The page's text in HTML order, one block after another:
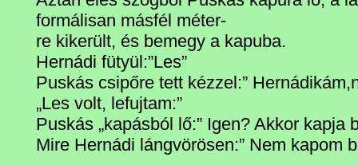
formálisan másfél méter-
re kikerült, és bemegy a kapuba.
Hernádi fütyül:”Les”
Puskás csipőre tett kézzel:”
„Les volt, lefujtam:”
Puskás „kapásból lő:” Igen? Akkor
Mire Hernádi lángvörösen:” Nem kapom